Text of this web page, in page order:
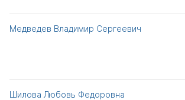
Медведев Владимир Сергеевич
Шилова Любовь Федоровна